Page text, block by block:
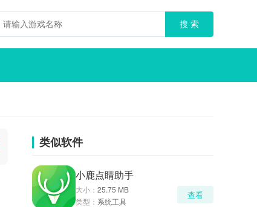
类似软件
小鹿点睛助手
大小： 25.75 MB
类型： 系统工具
查看